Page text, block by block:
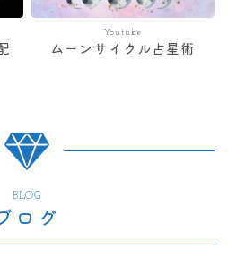
Youtube
ムーンサイクル占星術
BLOG
ログ